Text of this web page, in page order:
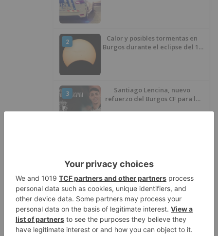
2
Calor y posibles tormentas en
Burgos durante el eclipse del 12
3
Santiago Lencina, nuevo
refuerzo del Burgos CF para la
éxito del menisco de su rodilla
izquierda
5
Detenidas tres personas en
Quintanar de la Sierra con
hachís, cocaína y marihuana
ocultos en su vehículo